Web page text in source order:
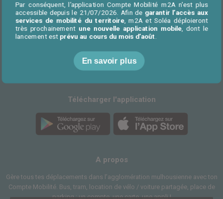
Mentions légales
03 89 66 77 88
Télécharger l'application
A propos
Gère tous tes déplacements dans l’agglomération mulhousienne avec ton
Compte Mobilité. Bus, tram, location de vélo / voiture partagée, place de
parking : un compte, une carte, une appli !
En savoir plus
Par conséquent, l’application Compte Mobilité m2A n'est plus
accessible depuis le 21/07/2026. Afin de garantir l’accès aux
services de mobilité du territoire, m2A et Soléa déploieront
très prochainement une nouvelle application mobile, dont le
lancement estprévu au cours du mois d’août.